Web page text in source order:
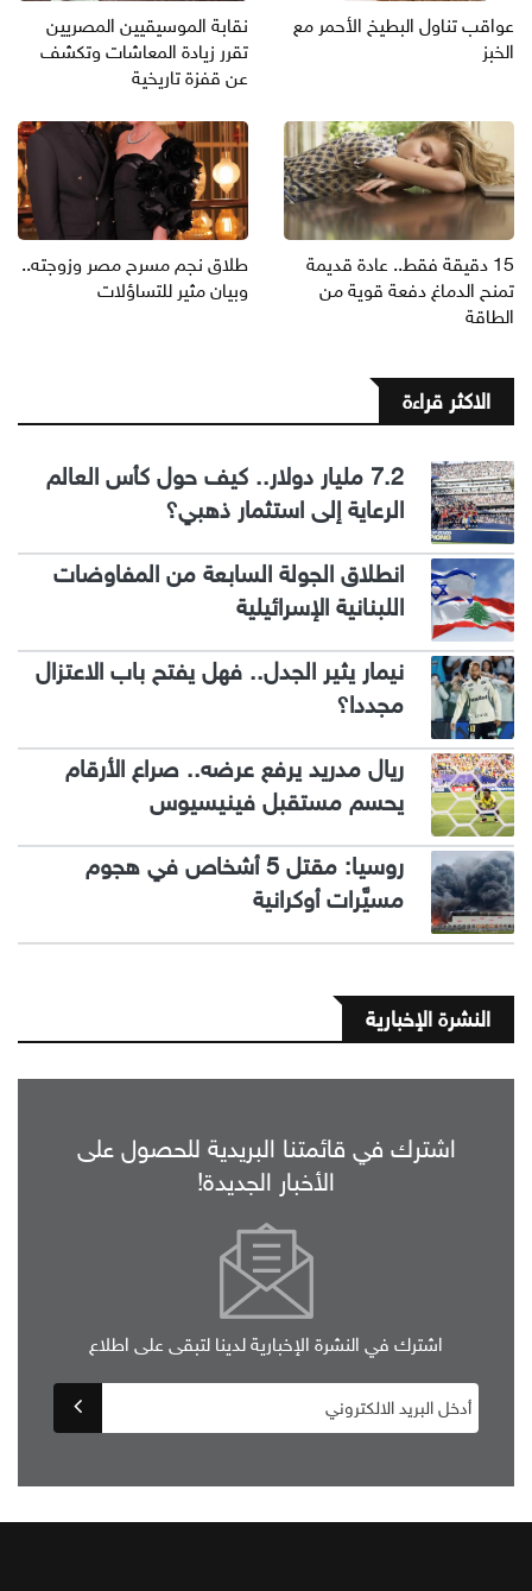
عواقب تناول البطيخ الأحمر مع
الخبز
نقابة الموسيقيين المصريين
تقرر زيادة المعاشات وتكشف
عن قفزة تاريخية
15 دقيقة فقط.. عادة قديمة
تمنح الدماغ دفعة قوية من
الطاقة
طلاق نجم مسرح مصر وزوجته..
وبيان مثير للتساؤلات
الاكثر قراءة
7.2 مليار دولار.. كيف حول كأس العالم
الرعاية إلى استثمار ذهبي؟
انطلاق الجولة السابعة من المفاوضات
اللبنانية الإسرائيلية
نيمار يثير الجدل.. فهل يفتح باب الاعتزال
مجددا؟
ريال مدريد يرفع عرضه.. صراع الأرقام
يحسم مستقبل فينيسيوس
روسيا: مقتل 5 أشخاص في هجوم
مسيَّرات أوكرانية
النشرة الإخبارية
اشترك في قائمتنا البريدية للحصول على
الأخبار الجديدة!
اشترك في النشرة الإخبارية لدينا لتبقى على اطلاع